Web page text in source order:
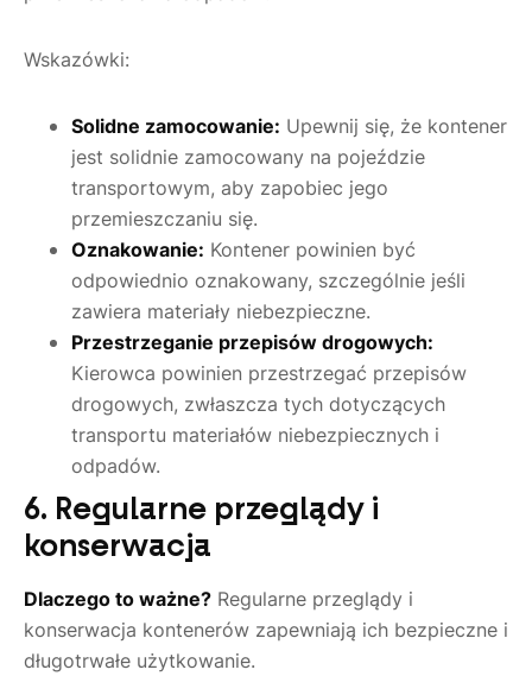
Wskazówki:
Solidne zamocowanie: Upewnij się, że kontener
jest solidnie zamocowany na pojeździe
transportowym, aby zapobiec jego
przemieszczaniu się.
Oznakowanie: Kontener powinien być
odpowiednio oznakowany, szczególnie jeśli
zawiera materiały niebezpieczne.
Przestrzeganie przepisów drogowych:
Kierowca powinien przestrzegać przepisów
drogowych, zwłaszcza tych dotyczących
transportu materiałów niebezpiecznych i
odpadów.
6. Regularne przeglądy i
konserwacja
Dlaczego to ważne? Regularne przeglądy i
konserwacja kontenerów zapewniają ich bezpieczne i
długotrwałe użytkowanie.